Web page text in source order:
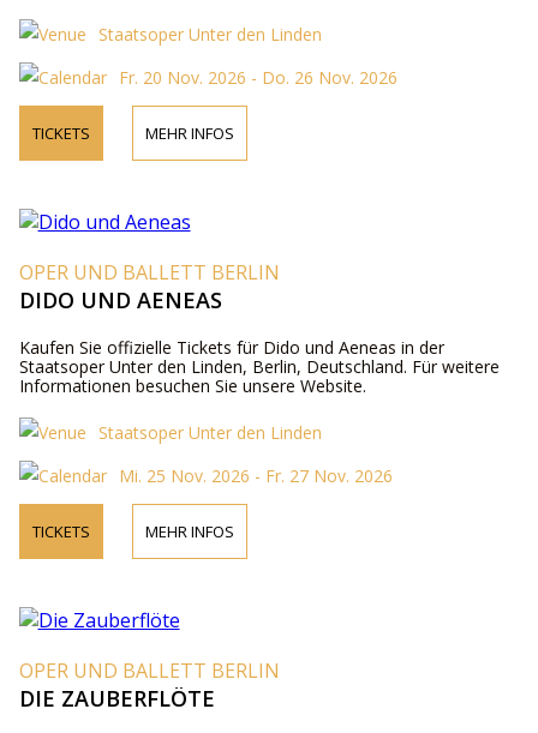
Staatsoper Unter den Linden
Fr. 20 Nov. 2026 - Do. 26 Nov. 2026
TICKETS MEHR INFOS
OPER UND BALLETT BERLIN
DIDO UND AENEAS
Kaufen Sie offizielle Tickets für Dido und Aeneas in der
Staatsoper Unter den Linden, Berlin, Deutschland. Für weitere
Informationen besuchen Sie unsere Website.
Staatsoper Unter den Linden
Mi. 25 Nov. 2026 - Fr. 27 Nov. 2026
TICKETS MEHR INFOS
OPER UND BALLETT BERLIN
DIE ZAUBERFLÖTE